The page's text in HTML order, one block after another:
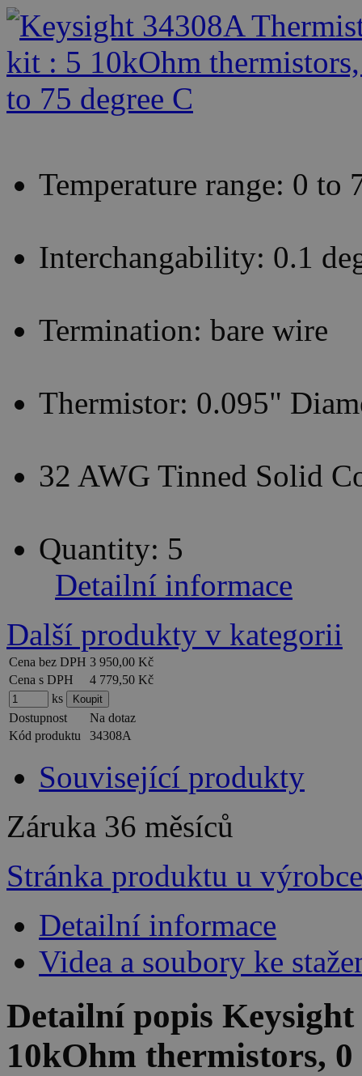
Temperature range: 0 to
Interchangability: 0.1
Termination: bare wire
Thermistor: 0.095"
32 AWG Tinned Solid
Quantity: 5
Detailní informace
Další produkty v kategorii
Cena bez DPH 3 950,00 Kč
Cena s DPH
4 779,50 Kč
ks
Dostupnost
Na dotaz
Kód produktu
34308A
Související produkty
Záruka 36 měsíců
Stránka produktu u výrobce
Detailní informace
Videa a soubory ke
Detailní popis
10kOhm thermistors, 0